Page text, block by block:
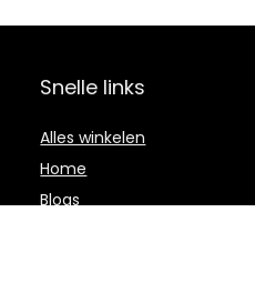
Snelle links
Alles winkelen
Home
Blogs